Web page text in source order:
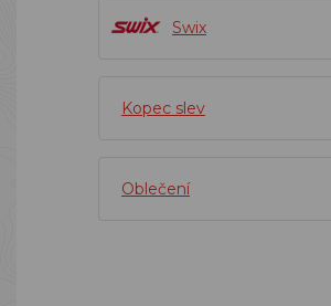
Swix
Kopec slev
Oblečení